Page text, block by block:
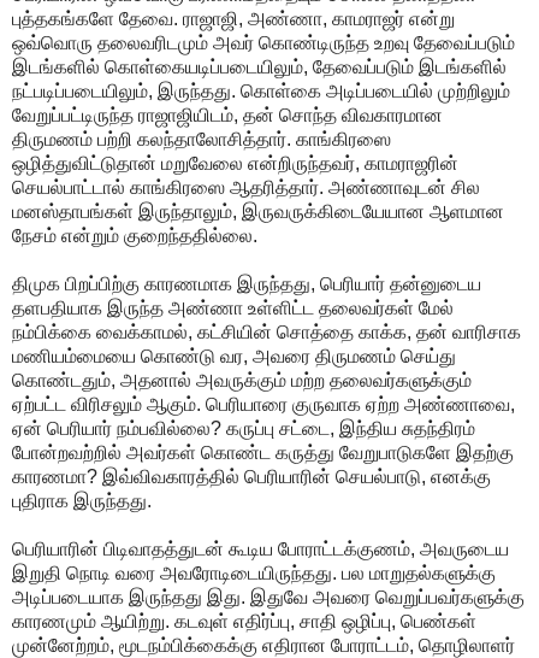
புத்தகங்களே தேவை. ராஜாஜி, அண்ணா, காமராஜர் என்று
ஒவ்வொரு தலைவரிடமும் அவர் கொண்டிருந்த உறவு தேவைப்படும்
இடங்களில் கொள்கையடிப்படையிலும், தேவைப்படும் இடங்களில்
நட்படிப்படையிலும், இருந்தது. கொள்கை அடிப்படையில் முற்றிலும்
வேறுப்பட்டிருந்த ராஜாஜியிடம், தன் சொந்த விவகாரமான
திருமணம் பற்றி கலந்தாலோசித்தார். காங்கிரஸை
ஒழித்துவிட்டுதான் மறுவேலை என்றிருந்தவர், காமராஜரின்
செயல்பாட்டால் காங்கிரஸை ஆதரித்தார். அண்ணாவுடன் சில
மனஸ்தாபங்கள் இருந்தாலும், இருவருக்கிடையேயான ஆளமான
நேசம் என்றும் குறைந்ததில்லை.
திமுக பிறப்பிற்கு காரணமாக இருந்தது, பெரியார் தன்னுடைய
தளபதியாக இருந்த அண்ணா உள்ளிட்ட தலைவர்கள் மேல்
நம்பிக்கை வைக்காமல், கட்சியின் சொத்தை காக்க, தன் வாரிசாக
மணியம்மையை கொண்டு வர, அவரை திருமணம் செய்து
கொண்டதும், அதனால் அவருக்கும் மற்ற தலைவர்களுக்கும்
ஏற்பட்ட விரிசலும் ஆகும். பெரியாரை குருவாக ஏற்ற அண்ணாவை,
ஏன் பெரியார் நம்பவில்லை? கருப்பு சட்டை, இந்திய சுதந்திரம்
போன்றவற்றில் அவர்கள் கொண்ட கருத்து வேறுபாடுகளே இதற்கு
காரணமா? இவ்விவகாரத்தில் பெரியாரின் செயல்பாடு, எனக்கு
புதிராக இருந்தது.
பெரியாரின் பிடிவாதத்துடன் கூடிய போராட்டக்குணம், அவருடைய
இறுதி நொடி வரை அவரோடிடையிருந்தது. பல மாறுதல்களுக்கு
அடிப்படையாக இருந்தது இது. இதுவே அவரை வெறுப்பவர்களுக்கு
காரணமும் ஆயிற்று. கடவுள் எதிர்ப்பு, சாதி ஒழிப்பு, பெண்கள்
முன்னேற்றம், மூடநம்பிக்கைக்கு எதிரான போராட்டம், தொழிலாளர்